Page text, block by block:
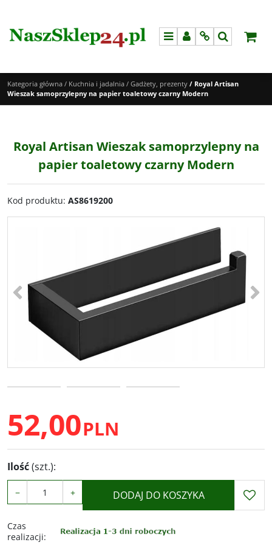
MenuPanelInfoSzukaj
Kategoria główna / Kuchnia i jadalnia / Gadżety, prezenty / Royal Artisan
Wieszak samoprzylepny na papier toaletowy czarny Modern
Royal Artisan Wieszak samoprzylepny na
papier toaletowy czarny Modern
Kod produktu: AS8619200
<
52,00PLN
Ilość(szt.):
− + DODAJ DO KOSZYKA
Czas
realizacji: